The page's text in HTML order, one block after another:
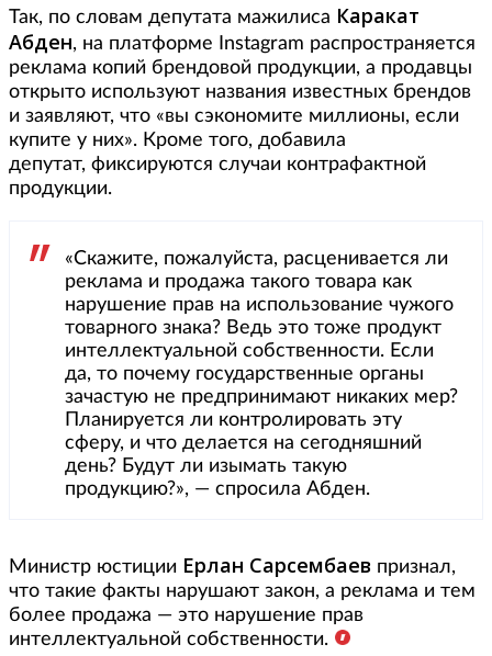
Так, по словам депутата мажилиса Каракат
Абден, на платформе Instagram распространяется
реклама копий брендовой продукции, а продавцы
открыто используют названия известных брендов
и заявляют, что «вы сэкономите миллионы, если
купите у них». Кроме того, добавила
депутат, фиксируются случаи контрафактной
продукции.
«Скажите, пожалуйста, расценивается ли
реклама и продажа такого товара как
нарушение прав на использование чужого
товарного знака? Ведь это тоже продукт
интеллектуальной собственности. Если
да, то почему государственные органы
зачастую не предпринимают никаких мер?
Планируется ли контролировать эту
сферу, и что делается на сегодняшний
день? Будут ли изымать такую
продукцию?», — спросила Абден.
Министр юстиции Ерлан Сарсембаев признал,
что такие факты нарушают закон, а реклама и тем
более продажа — это нарушение прав
интеллектуальной собственности.